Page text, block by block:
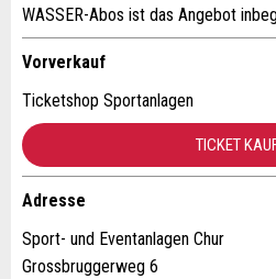
Nachricht
* Eingabe erforderlich
ANZEIGE WEITEREMPFEHLEN
Schliessen
Firma / Organisation:
Strasse und Nr. *:
WASSER-Abos ist das Angebot
Vorverkauf
Ticketshop Sportanlagen
TICKET
Adresse
Sport- und Eventanlagen Chur
Grossbruggerweg 6